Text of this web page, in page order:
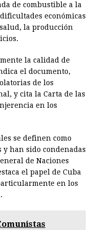
de combustible a la
económicas
la producción
la calidad de
el documento,
de los
y cita la Carta de las
en los
se definen como
han sido condenadas
de Naciones
el papel de Cuba
en los